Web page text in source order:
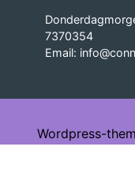
7370354
Email:
Wordpress-